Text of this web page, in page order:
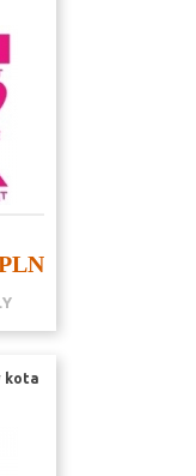
kota